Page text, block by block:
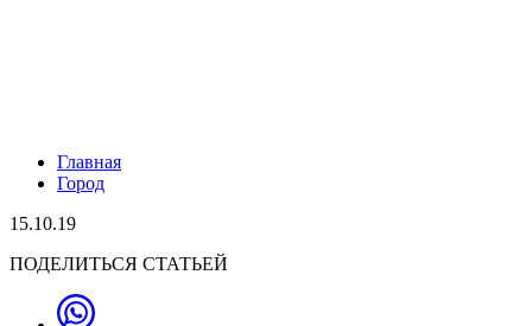
Главная
Город
15.10.19
ПОДЕЛИТЬСЯ СТАТЬЕЙ